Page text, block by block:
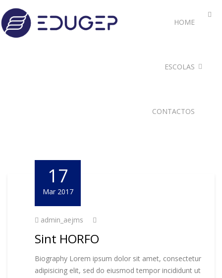
HOME
ESCOLAS
CONTACTOS
17
Mar 2017
admin_aejms
Sint HORFO
Biography Lorem ipsum dolor sit amet, consectetur
adipisicing elit, sed do eiusmod tempor incididunt ut